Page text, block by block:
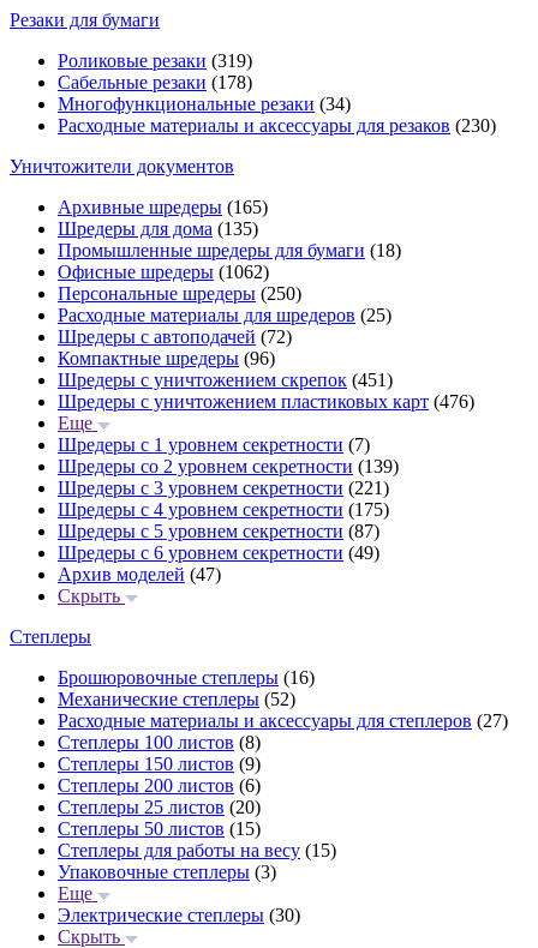
Резаки для бумаги
Роликовые резаки (319)
Сабельные резаки (178)
Многофункциональные резаки (34)
Расходные материалы и аксессуары для резаков (230)
Уничтожители документов
Архивные шредеры (165)
Шредеры для дома (135)
Промышленные шредеры для бумаги (18)
Офисные шредеры (1062)
Персональные шредеры (250)
Расходные материалы для шредеров (25)
Шредеры с автоподачей (72)
Компактные шредеры (96)
Шредеры с уничтожением скрепок (451)
Шредеры с уничтожением пластиковых карт (476)
Еще
Шредеры с 1 уровнем секретности (7)
Шредеры со 2 уровнем секретности (139)
Шредеры с 3 уровнем секретности (221)
Шредеры с 4 уровнем секретности (175)
Шредеры с 5 уровнем секретности (87)
Шредеры с 6 уровнем секретности (49)
Архив моделей (47)
Скрыть
Степлеры
Брошюровочные степлеры (16)
Механические степлеры (52)
Расходные материалы и аксессуары для степлеров (27)
Степлеры 100 листов (8)
Степлеры 150 листов (9)
Степлеры 200 листов (6)
Степлеры 25 листов (20)
Степлеры 50 листов (15)
Степлеры для работы на весу (15)
Упаковочные степлеры (3)
Еще
Электрические степлеры (30)
Скрыть